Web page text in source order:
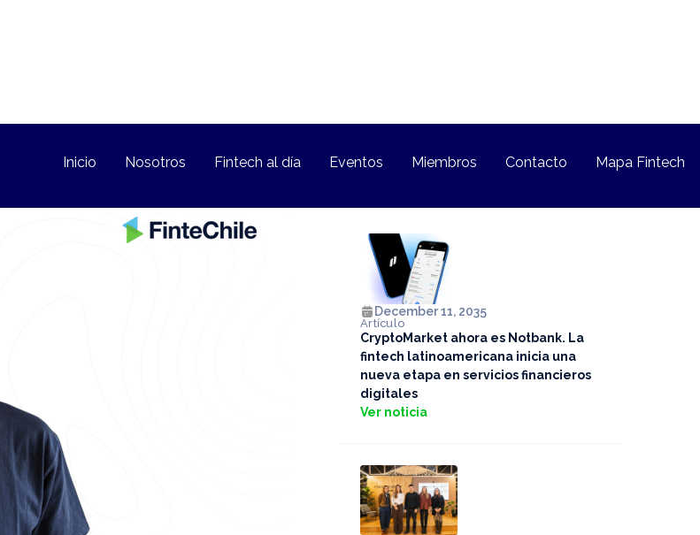
Inicio Nosotros Fintech al día Eventos Miembros Contacto Mapa Fintech
December 11, 2035
Artículo
CryptoMarket ahora es Notbank. La
fintech latinoamericana inicia una
nueva etapa en servicios financieros
digitales
Ver noticia